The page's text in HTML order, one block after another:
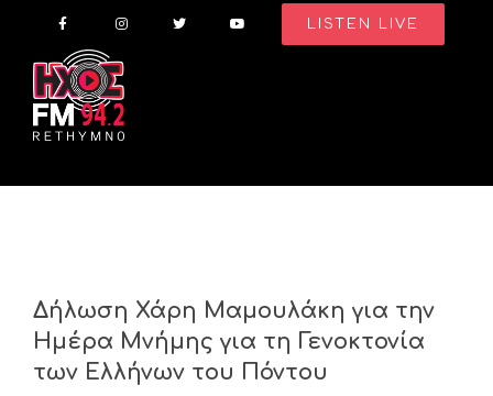
content
LISTEN LIVE
Δήλωση Χάρη Μαμουλάκη για την
Ημέρα Μνήμης για τη Γενοκτονία
των Ελλήνων του Πόντου